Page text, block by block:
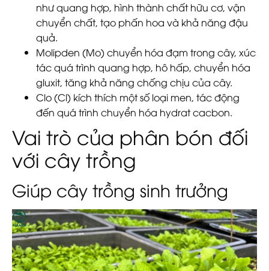
như quang hợp, hình thành chất hữu cơ, vận
chuyển chất, tạo phấn hoa và khả năng đậu
quả.
Molipden (Mo) chuyển hóa đạm trong cây, xúc
tác quá trình quang hợp, hô hấp, chuyển hóa
gluxit, tăng khả năng chống chịu của cây.
Clo (Cl) kích thích một số loại men, tác động
đến quá trình chuyển hóa hydrat cacbon.
Vai trò của phân bón đối
với cây trồng
Giúp cây trồng sinh trưởng